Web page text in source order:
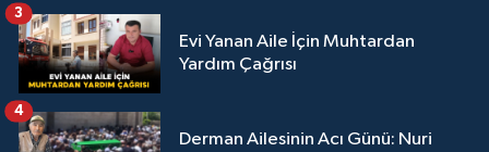
Evi Yanan Aile İçin Muhtardan
Yardım Çağrısı
3
Derman Ailesinin Acı Günü: Nuri
4